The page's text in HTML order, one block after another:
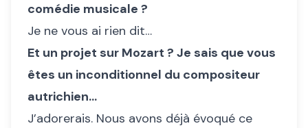
comédie musicale ?
Je ne vous ai rien dit…
Et un projet sur Mozart ? Je sais que vous
êtes un inconditionnel du compositeur
autrichien…
J’adorerais. Nous avons déjà évoqué ce